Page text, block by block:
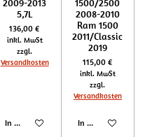
2009-2013
5,7L
136,00 €
inkl. MwSt
zzgl.
Versandkosten
In den Warenkorb
1500/2500
2008-2010
Ram 1500
2011/Classic
2019
115,00 €
inkl. MwSt
zzgl.
Versandkosten
In den Warenkorb